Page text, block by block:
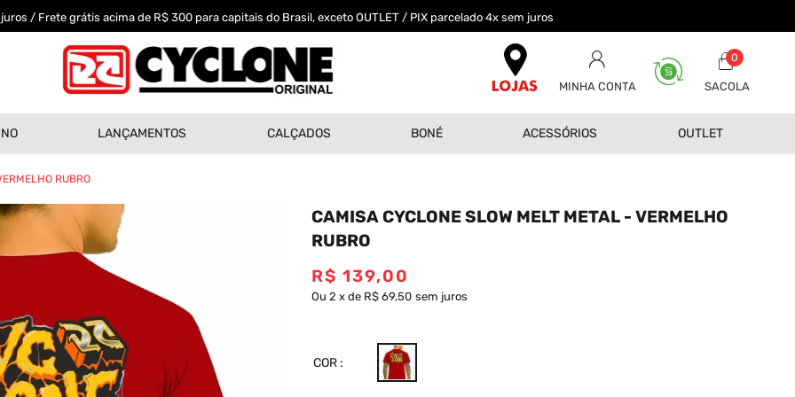
/ Frete grátis acima de R$ 300 para capitais do Brasil, exceto OUTLET / PIX parcelado 4x sem juros
MINHA CONTA
0
LANÇAMENTOS CALÇADOS BONÉ ACESSÓRIOS OUTLET
RUBRO
CAMISA CYCLONE SLOW MELT METAL - VERMELHO
RUBRO
R$ 139,00
Ou2 x de R$ 69,50 sem juros
COR